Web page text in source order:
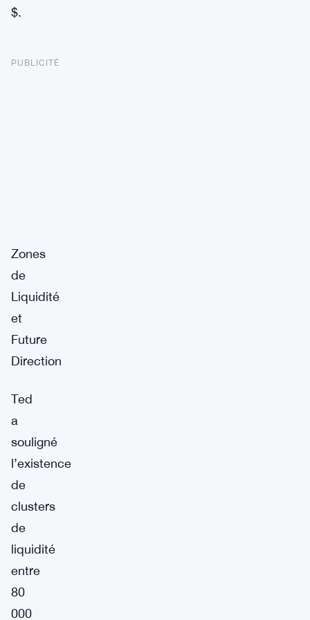
$.
PUBLICITÉ
Zones
de
Liquidité
et
Future
Direction
Ted
a
souligné
l’existence
de
clusters
de
liquidité
entre
80
000